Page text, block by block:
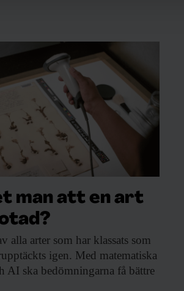
man att en art
alla arter som har klassats som
igen. Med matematiska
AI ska bedömningarna få bättre